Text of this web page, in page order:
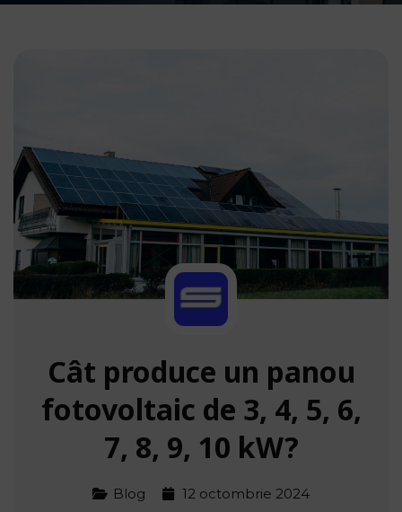
Cât produce un panou
fotovoltaic de 3, 4, 5, 6,
7, 8, 9, 10 kW?
Blog 12 octombrie 2024